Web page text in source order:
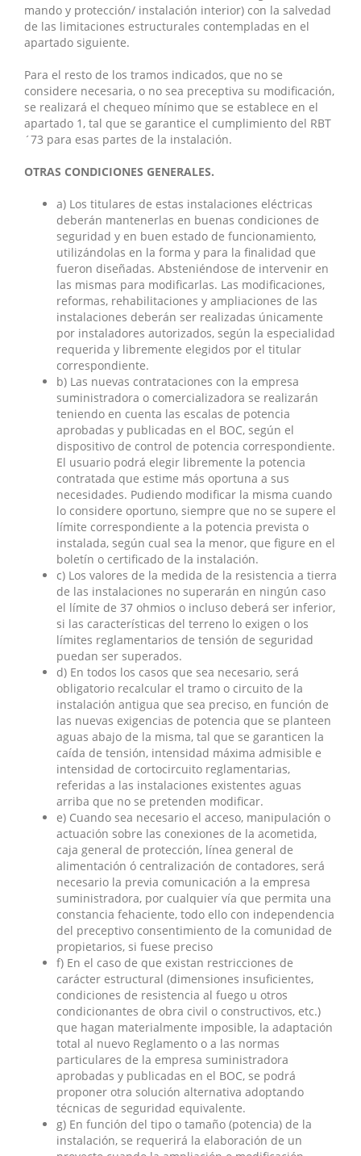
mando y protección/ instalación interior) con la salvedad
de las limitaciones estructurales contempladas en el
apartado siguiente.
Para el resto de los tramos indicados, que no se
considere necesaria, o no sea preceptiva su modificación,
se realizará el chequeo mínimo que se establece en el
apartado 1, tal que se garantice el cumplimiento del RBT
´73 para esas partes de la instalación.
OTRAS CONDICIONES GENERALES.
a) Los titulares de estas instalaciones eléctricas
deberán mantenerlas en buenas condiciones de
seguridad y en buen estado de funcionamiento,
utilizándolas en la forma y para la finalidad que
fueron diseñadas. Absteniéndose de intervenir en
las mismas para modificarlas. Las modificaciones,
reformas, rehabilitaciones y ampliaciones de las
instalaciones deberán ser realizadas únicamente
por instaladores autorizados, según la especialidad
requerida y libremente elegidos por el titular
correspondiente.
b) Las nuevas contrataciones con la empresa
suministradora o comercializadora se realizarán
teniendo en cuenta las escalas de potencia
aprobadas y publicadas en el BOC, según el
dispositivo de control de potencia correspondiente.
El usuario podrá elegir libremente la potencia
contratada que estime más oportuna a sus
necesidades. Pudiendo modificar la misma cuando
lo considere oportuno, siempre que no se supere el
límite correspondiente a la potencia prevista o
instalada, según cual sea la menor, que figure en el
boletín o certificado de la instalación.
c) Los valores de la medida de la resistencia a tierra
de las instalaciones no superarán en ningún caso
el límite de 37 ohmios o incluso deberá ser inferior,
si las características del terreno lo exigen o los
límites reglamentarios de tensión de seguridad
puedan ser superados.
d) En todos los casos que sea necesario, será
obligatorio recalcular el tramo o circuito de la
instalación antigua que sea preciso, en función de
las nuevas exigencias de potencia que se planteen
aguas abajo de la misma, tal que se garanticen la
caída de tensión, intensidad máxima admisible e
intensidad de cortocircuito reglamentarias,
referidas a las instalaciones existentes aguas
arriba que no se pretenden modificar.
e) Cuando sea necesario el acceso, manipulación o
actuación sobre las conexiones de la acometida,
caja general de protección, línea general de
alimentación ó centralización de contadores, será
necesario la previa comunicación a la empresa
suministradora, por cualquier vía que permita una
constancia fehaciente, todo ello con independencia
del preceptivo consentimiento de la comunidad de
propietarios, si fuese preciso
f) En el caso de que existan restricciones de
carácter estructural (dimensiones insuficientes,
condiciones de resistencia al fuego u otros
condicionantes de obra civil o constructivos, etc.)
que hagan materialmente imposible, la adaptación
total al nuevo Reglamento o a las normas
particulares de la empresa suministradora
aprobadas y publicadas en el BOC, se podrá
proponer otra solución alternativa adoptando
técnicas de seguridad equivalente.
g) En función del tipo o tamaño (potencia) de la
instalación, se requerirá la elaboración de un